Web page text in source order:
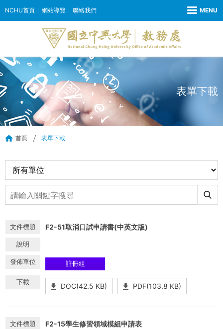
NCHU首頁 網站導覽 聯絡我們
表單下載
首頁 表單下載
F2-51取消口試申請書(中英文版)
註冊組
DOC(42.5 KB) PDF(103.8 KB)
F2-15學生修習領域模組申請表